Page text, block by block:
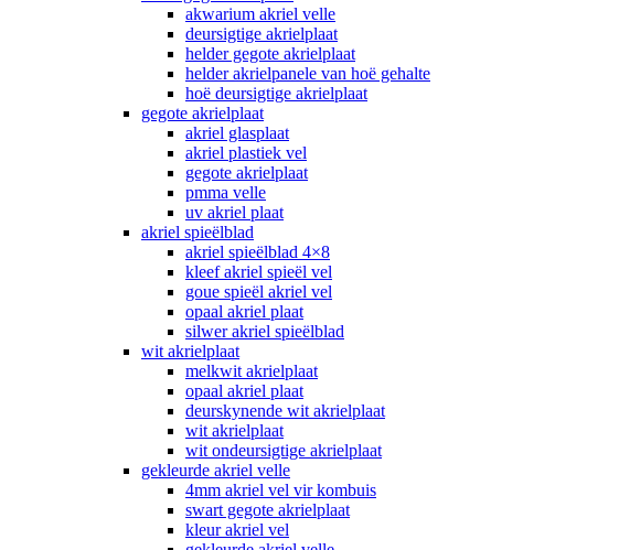
akwarium akriel velle
deursigtige akrielplaat
helder gegote akrielplaat
helder akrielpanele van hoë gehalte
hoë deursigtige akrielplaat
gegote akrielplaat
akriel glasplaat
akriel plastiek vel
gegote akrielplaat
pmma velle
uv akriel plaat
akriel spieëlblad
akriel spieëlblad 4×8
kleef akriel spieël vel
goue spieël akriel vel
opaal akriel plaat
silwer akriel spieëlblad
wit akrielplaat
melkwit akrielplaat
opaal akriel plaat
deurskynende wit akrielplaat
wit akrielplaat
wit ondeursigtige akrielplaat
gekleurde akriel velle
4mm akriel vel vir kombuis
swart gegote akrielplaat
kleur akriel vel